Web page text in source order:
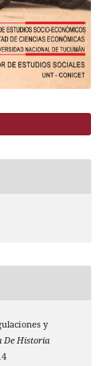
y
De Historia